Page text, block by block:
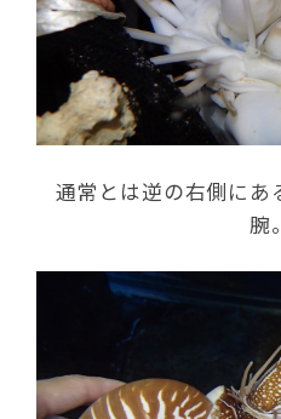
通常とは逆の右側にあ
腕。